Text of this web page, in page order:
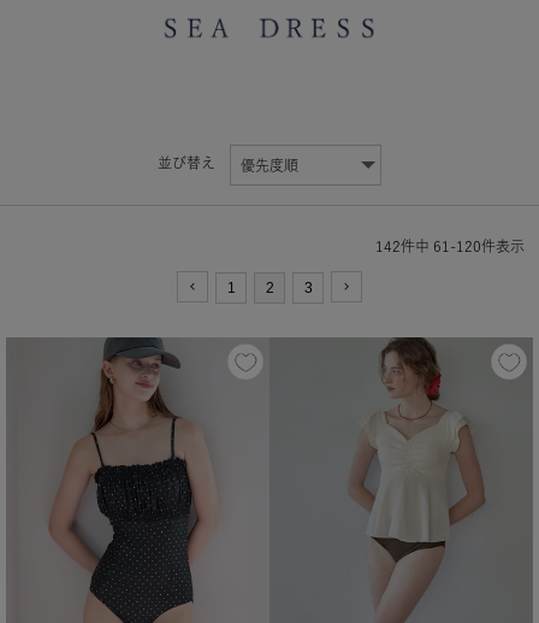
並び替え
142件中 61 -120件表示
1 2 3